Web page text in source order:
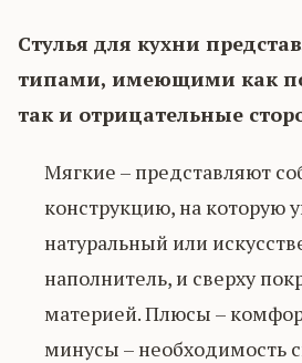
Стулья для кухни
типами, имеющими как
так и отрицательные
Мягкие – представляют
конструкцию, на которую
натуральный или
наполнитель, и сверху
материей. Плюсы –
минусы – необходимость